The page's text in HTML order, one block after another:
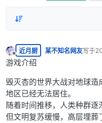
离线
近月厨 某不知名网友写于
最后
游戏介绍
毁灭杏的世界大战对地球
地区已经无法居住。
随着时间推移，人类种群逐
但文明复苏缓慢，高层埋